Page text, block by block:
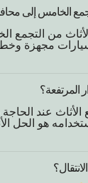
الخامس إلى
من التجمع
مجهزة
المرتفعة؟
عند الحاجة
هو الحل